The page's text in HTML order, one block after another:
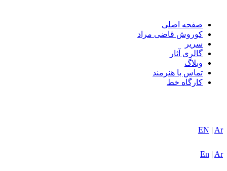
صفحه اصلی
کوروش قاضی مراد
سریر
گالری آثار
وبلاگ
تماس با هنرمند
کارگاه خط
EN | Ar
En | Ar